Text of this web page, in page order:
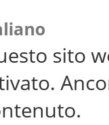
sito